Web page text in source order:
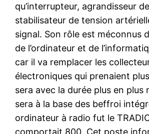
qu’interrupteur, agrandisseur
stabilisateur de tension
signal. Son rôle est méconnus
de l’ordinateur et de
car il va remplacer les
électroniques qui prenaient plus
sera avec la durée plus en plus
sera à la base des beffroi
ordinateur à radio fut le
comportait 800. Cet poste